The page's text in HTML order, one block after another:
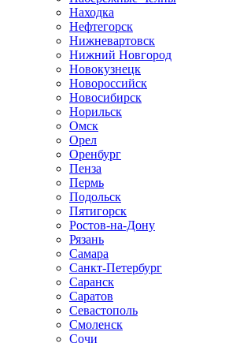
Находка
Нефтегорск
Нижневартовск
Нижний Новгород
Новокузнецк
Новороссийск
Новосибирск
Норильск
Омск
Орел
Оренбург
Пенза
Пермь
Подольск
Пятигорск
Ростов-на-Дону
Рязань
Самара
Санкт-Петербург
Саранск
Саратов
Севастополь
Смоленск
Сочи